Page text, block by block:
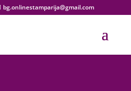
bg.onlinestamparija@gmail.com